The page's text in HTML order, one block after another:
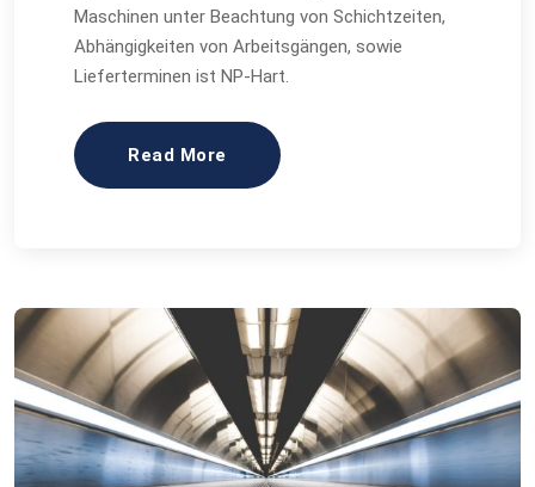
Maschinen unter Beachtung von Schichtzeiten,
Abhängigkeiten von Arbeitsgängen, sowie
Lieferterminen ist NP-Hart.
Read More